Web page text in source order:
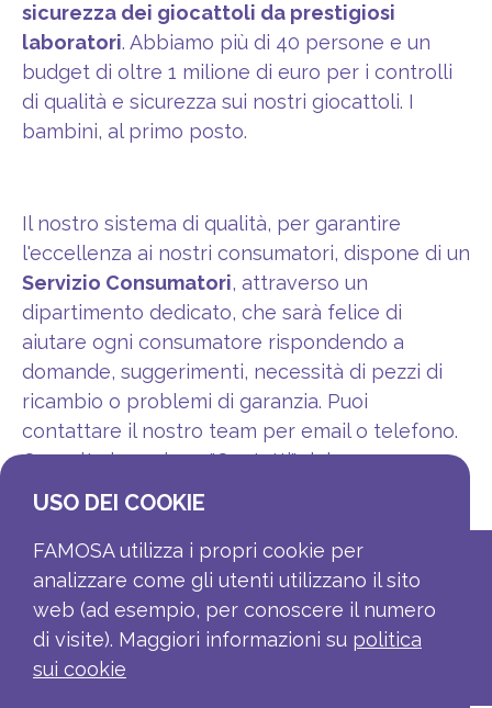
sicurezza dei giocattoli da prestigiosi
laboratori. Abbiamo più di 40 persone e un
budget di oltre 1 milione di euro per i controlli
di qualità e sicurezza sui nostri giocattoli. I
bambini, al primo posto.
Il nostro sistema di qualità, per garantire
l'eccellenza ai nostri consumatori, dispone di un
Servizio Consumatori, attraverso un
dipartimento dedicato, che sarà felice di
aiutare ogni consumatore rispondendo a
domande, suggerimenti, necessità di pezzi di
ricambio o problemi di garanzia. Puoi
contattare il nostro team per email o telefono.
Consulta la sezione "Contatti" del menu.
USO DEI COOKIE
FAMOSA utilizza i propri cookie per
analizzare come gli utenti utilizzano il sito
web (ad esempio, per conoscere il numero
di visite). Maggiori informazioni su politica
sui cookie